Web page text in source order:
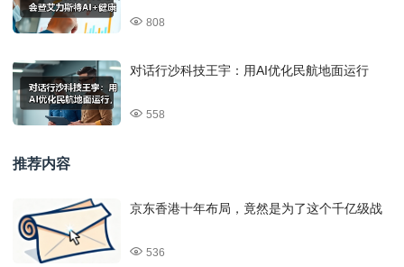
808
对话行沙科技王宇：用AI优化民航地面运行
558
推荐内容
京东香港十年布局，竟然是为了这个千亿级战
536